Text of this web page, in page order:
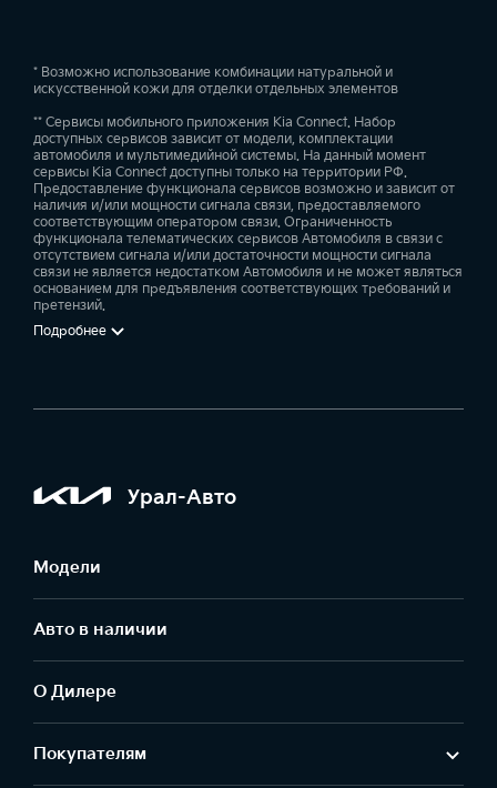
* Возможно использование комбинации натуральной и
искусственной кожи для отделки отдельных элементов
** Сервисы мобильного приложения Kia Connect. Набор
доступных сервисов зависит от модели, комплектации
автомобиля и мультимедийной системы. На данный момент
сервисы Kia Connect доступны только на территории РФ.
Предоставление функционала сервисов возможно и зависит от
наличия и/или мощности сигнала связи, предоставляемого
соответствующим оператором связи. Ограниченность
функционала телематических сервисов Автомобиля в связи с
отсутствием сигнала и/или достаточности мощности сигнала
связи не является недостатком Автомобиля и не может являться
основанием для предъявления соответствующих требований и
претензий.
Подробнее
Урал-Авто
Модели
Авто в наличии
О Дилере
Покупателям